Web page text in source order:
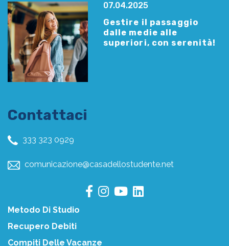
07.04.2025
Gestire il passaggio
dalle medie alle
superiori, con serenità!
Contattaci
333 323 0929
comunicazione@casadellostudente.net
Metodo Di Studio
Recupero Debiti
Compiti Delle Vacanze